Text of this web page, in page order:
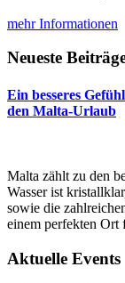
mehr Informationen
Neueste
Ein besseres
den Malta-Urlaub
Malta zählt zu den
Wasser ist
sowie die
einem perfekten Ort
Aktuelle Events